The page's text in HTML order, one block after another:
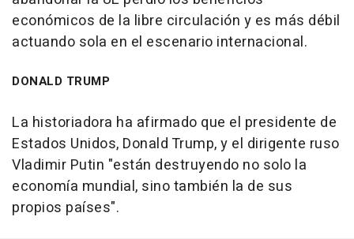
económicos de la libre circulación y es más débil
actuando sola en el escenario internacional.
DONALD TRUMP
La historiadora ha afirmado que el presidente de
Estados Unidos, Donald Trump, y el dirigente ruso
Vladimir Putin "están destruyendo no solo la
economía mundial, sino también la de sus
propios países".